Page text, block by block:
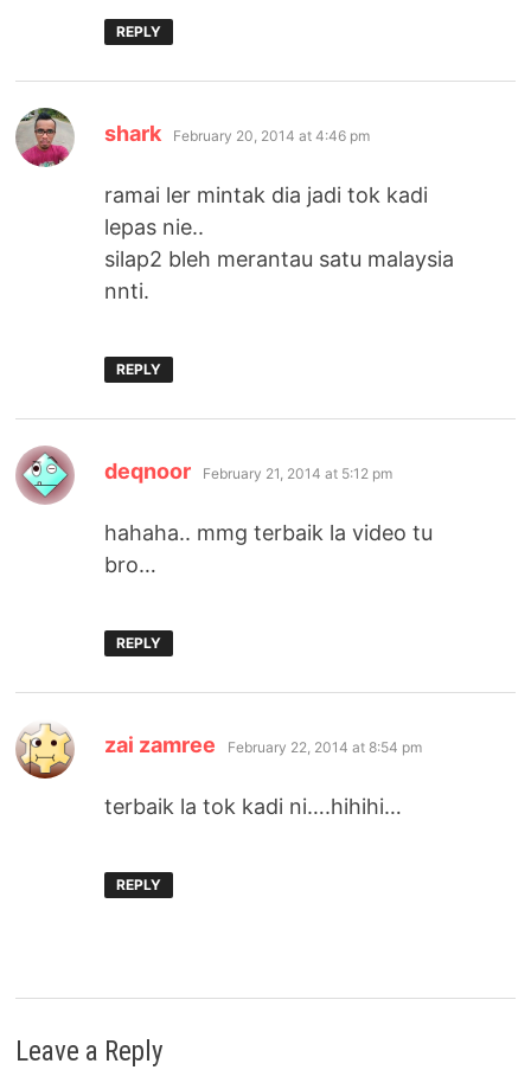
REPLY
shark says:
February 20, 2014 at 4:46 pm
ramai ler mintak dia jadi tok kadi
lepas nie..
silap2 bleh merantau satu malaysia
nnti.
REPLY
deqnoor says:
February 21, 2014 at 5:12 pm
hahaha.. mmg terbaik la video tu
bro…
REPLY
zai zamree says:
February 22, 2014 at 8:54 pm
terbaik la tok kadi ni….hihihi…
REPLY
Leave a Reply